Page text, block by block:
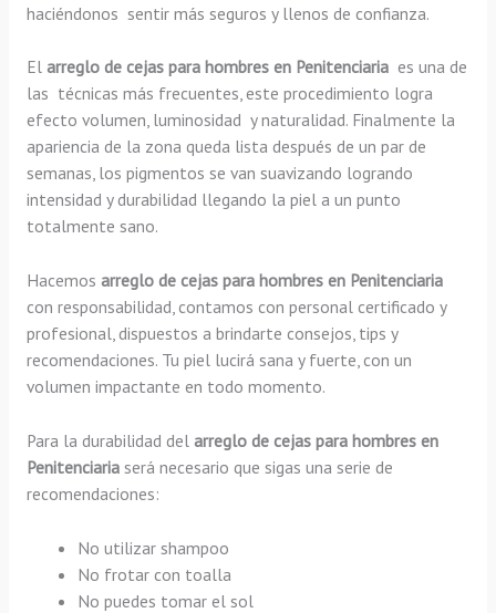
haciéndonos sentir más seguros y llenos de confianza.
El arreglo de cejas para hombres en Penitenciaria es una de
las técnicas más frecuentes, este procedimiento logra
efecto volumen, luminosidad y naturalidad. Finalmente la
apariencia de la zona queda lista después de un par de
semanas, los pigmentos se van suavizando logrando
intensidad y durabilidad llegando la piel a un punto
totalmente sano.
Hacemos arreglo de cejas para hombres en Penitenciaria
con responsabilidad, contamos con personal certificado y
profesional, dispuestos a brindarte consejos, tips y
recomendaciones. Tu piel lucirá sana y fuerte, con un
volumen impactante en todo momento.
Para la durabilidad del arreglo de cejas para hombres en
Penitenciaria será necesario que sigas una serie de
recomendaciones:
No utilizar shampoo
No frotar con toalla
No puedes tomar el sol